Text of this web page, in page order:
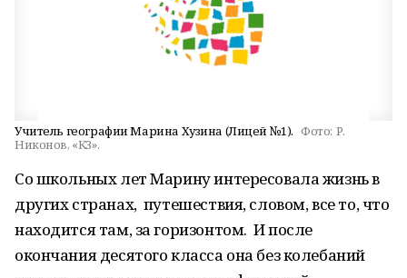
Учитель географии Марина Хузина (Лицей №1). Фото: Р.
Никонов, «КЗ».
Со школьных лет Марину интересовала жизнь в
других странах, путешествия, словом, все то, что
находится там, за горизонтом. И после
окончания десятого класса она без колебаний